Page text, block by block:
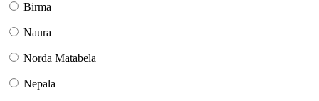
Birma
Naura
Norda Matabela
Nepala